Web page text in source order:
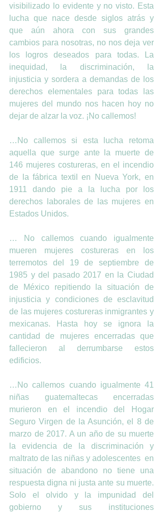
visibilizado lo evidente y no visto. Esta
lucha que nace desde siglos atrás y
que aún ahora con sus grandes
cambios para nosotras, no nos deja ver
los logros deseados para todas. La
inequidad, la discriminación, la
injusticia y sordera a demandas de los
derechos elementales para todas las
mujeres del mundo nos hacen hoy no
dejar de alzar la voz. ¡No callemos!
…No callemos si esta lucha retoma
aquella que surge ante la muerte de
146 mujeres costureras, en el incendio
de la fábrica textil en Nueva York, en
1911 dando pie a la lucha por los
derechos laborales de las mujeres en
Estados Unidos.
… No callemos cuando igualmente
mueren mujeres costureras en los
terremotos del 19 de septiembre de
1985 y del pasado 2017 en la Ciudad
de México repitiendo la situación de
injusticia y condiciones de esclavitud
de las mujeres costureras inmigrantes y
mexicanas. Hasta hoy se ignora la
cantidad de mujeres encerradas que
fallecieron al derrumbarse estos
edificios.
…No callemos cuando igualmente 41
niñas guatemaltecas encerradas
murieron en el incendio del Hogar
Seguro Virgen de la Asunción, el 8 de
marzo de 2017. A un año de su muerte
la evidencia de la discriminación y
maltrato de las niñas y adolescentes  en
situación de abandono no tiene una
respuesta digna ni justa ante su muerte.
Solo el olvido y la impunidad del
gobierno y sus instituciones